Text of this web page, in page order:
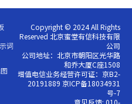
词
Copyright © 2024 All Rights
Reserved 北京蜜堂有信科技有限
公司
公司地址：北京市朝阳区光华路
和乔大厦C座1508
增值电信业务经营许可证：京B2-
20191889 京ICP备18034931
号-7
意见反馈: 010-